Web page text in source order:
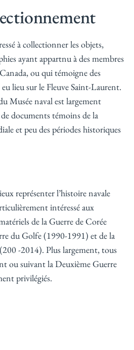
à collectionner les objets,
ayant appartnu à des membres
ou qui témoigne des
lieu sur le Fleuve Saint-Laurent.
Musée naval est largement
documents témoins de la
et peu des périodes historiques
représenter l’histoire navale
intéressé aux
de la Guerre de Corée
du Golfe (1990-1991) et de la
-2014). Plus largement, tous
ou suivant la Deuxième Guerre
privilégiés.